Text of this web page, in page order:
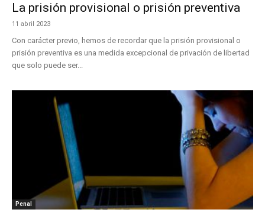
La prisión provisional o prisión preventiva
11 abril 2023
Con carácter previo, hemos de recordar que la prisión provisional o
prisión preventiva es una medida excepcional de privación de libertad
que solo puede ser...
Penal